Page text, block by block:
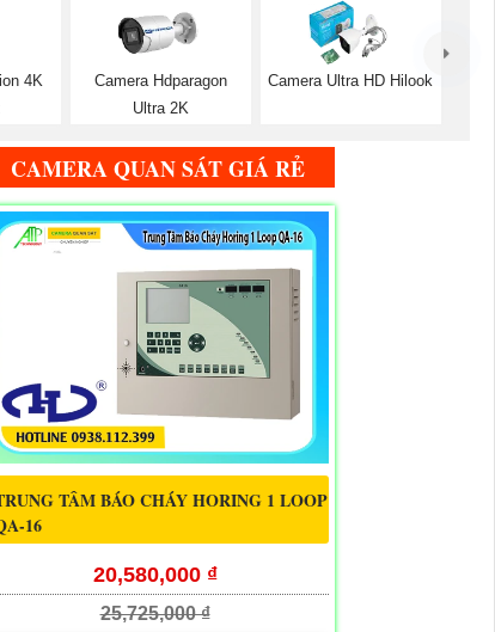
4K
Camera Hdparagon
Ultra 2K
Camera Ultra HD Hilook
CAMERA QUAN SÁT GIÁ RẺ
TÂM BÁO CHÁY HORING 1 LOOP
16
20,580,000 ₫
25,725,000 ₫